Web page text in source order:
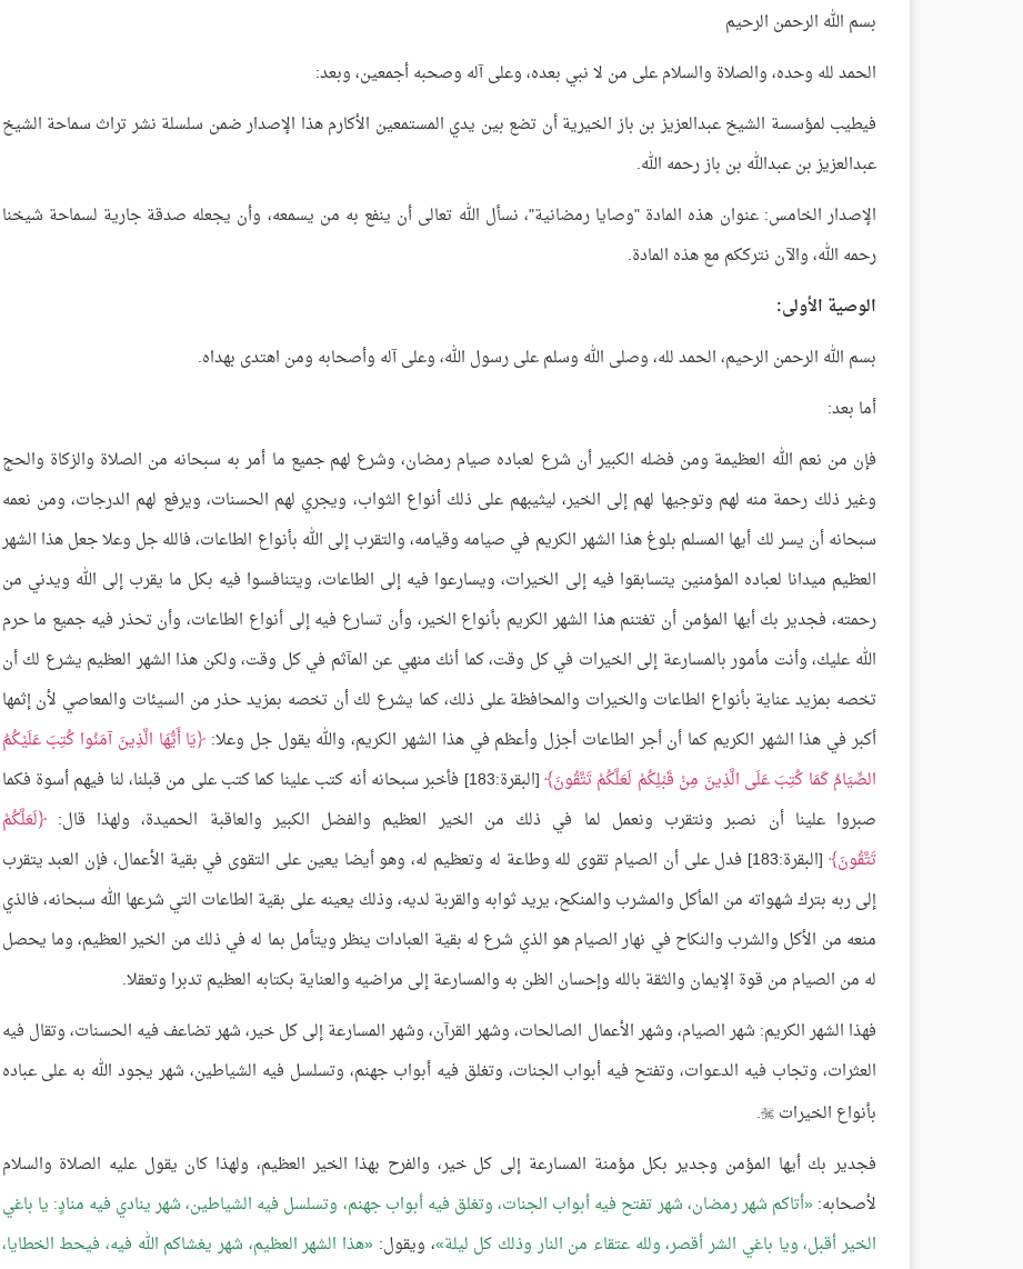
بسم الله الرحمن الرحيم
الحمد لله وحده، والصلاة والسلام على من لا نبي بعده، وعلى آله وصحبه أجمعين، وبعد:
فيطيب لمؤسسة الشيخ عبدالعزيز بن باز الخيرية أن تضع بين يدي المستمعين الأكارم هذا الإصدار ضمن سلسلة نشر تراث سماحة الشيخ
عبدالعزيز بن عبدالله بن باز رحمه الله.
الإصدار الخامس: عنوان هذه المادة "وصايا رمضانية"، نسأل الله تعالى أن ينفع به من يسمعه، وأن يجعله صدقة جارية لسماحة شيخنا
رحمه الله، والآن نترككم مع هذه المادة.
الوصية الأولى:
بسم الله الرحمن الرحيم، الحمد لله، وصلى الله وسلم على رسول الله، وعلى آله وأصحابه ومن اهتدى بهداه.
أما بعد:
فإن من نعم الله العظيمة ومن فضله الكبير أن شرع لعباده صيام رمضان، وشرع لهم جميع ما أمر به سبحانه من الصلاة والزكاة والحج
وغير ذلك رحمة منه لهم وتوجيها لهم إلى الخير، ليثيبهم على ذلك أنواع الثواب، ويجري لهم الحسنات، ويرفع لهم الدرجات، ومن نعمه
سبحانه أن يسر لك أيها المسلم بلوغ هذا الشهر الكريم في صيامه وقيامه، والتقرب إلى الله بأنواع الطاعات، فالله جل وعلا جعل هذا الشهر
العظيم ميدانا لعباده المؤمنين يتسابقوا فيه إلى الخيرات، ويسارعوا فيه إلى الطاعات، ويتنافسوا فيه بكل ما يقرب إلى الله ويدني من
رحمته، فجدير بك أيها المؤمن أن تغتنم هذا الشهر الكريم بأنواع الخير، وأن تسارع فيه إلى أنواع الطاعات، وأن تحذر فيه جميع ما حرم
الله عليك، وأنت مأمور بالمسارعة إلى الخيرات في كل وقت، كما أنك منهي عن المآثم في كل وقت، ولكن هذا الشهر العظيم يشرع لك أن
تخصه بمزيد عناية بأنواع الطاعات والخيرات والمحافظة على ذلك، كما يشرع لك أن تخصه بمزيد حذر من السيئات والمعاصي لأن إثمها
أكبر في هذا الشهر الكريم كما أن أجر الطاعات أجزل وأعظم في هذا الشهر الكريم، والله يقول جل وعلا: يَا أَيُّهَا الَّذِينَ آمَنُوا كُتِبَ عَلَيْكُمُ
الصِّيَامُ كَمَا كُتِبَ عَلَى الَّذِينَ مِنْ قَبْلِكُمْ لَعَلَّكُمْ تَتَّقُونَ
[البقرة:183] فأخبر سبحانه أنه كتب علينا كما كتب على من قبلنا، لنا فيهم أسوة فكما
صبروا علينا أن نصبر ونتقرب ونعمل لما في ذلك من الخير العظيم والفضل الكبير والعاقبة الحميدة، ولهذا قال: لَعَلَّكُمْ
تَتَّقُونَ
[البقرة:183] فدل على أن الصيام تقوى لله وطاعة له وتعظيم له، وهو أيضا يعين على التقوى في بقية الأعمال، فإن العبد يتقرب
إلى ربه بترك شهواته من المأكل والمشرب والمنكح، يريد ثوابه والقربة لديه، وذلك يعينه على بقية الطاعات التي شرعها الله سبحانه، فالذي
منعه من الأكل والشرب والنكاح في نهار الصيام هو الذي شرع له بقية العبادات ينظر ويتأمل بما له في ذلك من الخير العظيم، وما يحصل
له من الصيام من قوة الإيمان والثقة بالله وإحسان الظن به والمسارعة إلى مراضيه والعناية بكتابه العظيم تدبرا وتعقلا.
فهذا الشهر الكريم: شهر الصيام، وشهر الأعمال الصالحات، وشهر القرآن، وشهر المسارعة إلى كل خير، شهر تضاعف فيه الحسنات، وتقال فيه
العثرات، وتجاب فيه الدعوات، وتفتح فيه أبواب الجنات، وتغلق فيه أبواب جهنم، وتسلسل فيه الشياطين، شهر يجود الله به على عباده
بأنواع الخيرات 
.
فجدير بك أيها المؤمن وجدير بكل مؤمنة المسارعة إلى كل خير، والفرح بهذا الخير العظيم، ولهذا كان يقول عليه الصلاة والسلام
لأصحابه: أتاكم شهر رمضان، شهر تفتح فيه أبواب الجنات، وتغلق فيه أبواب جهنم، وتسلسل فيه الشياطين، شهر ينادي فيه منادٍ: يا باغي
الخير أقبل، ويا باغي الشر أقصر، ولله عتقاء من النار وذلك كل ليلة ، ويقول: هذا الشهر العظيم، شهر يغشاكم الله فيه، فيحط الخطايا،